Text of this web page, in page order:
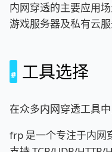
内网穿透的主要应用
游戏服务器及私有云服
工具选择
在众多内网穿透工具
frp 是一个专注于内网